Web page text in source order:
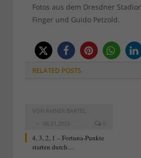
Fotos aus dem Dresdner
Finger und Guido Petzold.
RELATED POSTS
VON RAINER BARTEL
08.01.2023
0
4, 3, 2, 1 – Fortuna-Punkte
starten durch…